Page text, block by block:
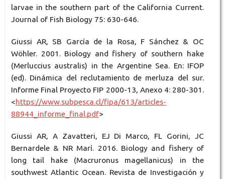
larvae in the southern part of the California Current.
Journal of Fish Biology 75: 630-646.
Giussi AR, SB García de la Rosa, F Sánchez & OC
Wöhler. 2001. Biology and fishery of southern hake
(Merluccius australis) in the Argentine Sea. En: IFOP
(ed). Dinámica del reclutamiento de merluza del sur.
Informe Final Proyecto FIP 2000-13, Anexo 4: 280-301.
<https://www.subpesca.cl/fipa/613/articles-
88944_informe_final.pdf>
Giussi AR, A Zavatteri, EJ Di Marco, FL Gorini, JC
Bernardele & NR Marí. 2016. Biology and fishery of
long tail hake (Macruronus magellanicus) in the
southwest Atlantic Ocean. Revista de Investigación y